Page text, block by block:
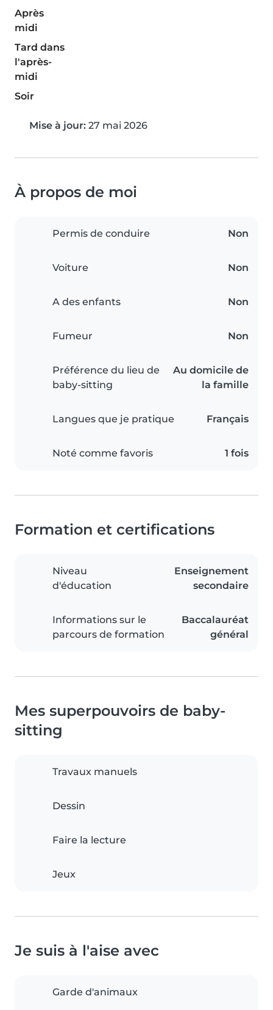
Après
midi
Tard dans
l'après-
midi
Soir
Mise à jour: 27 mai 2026
À propos de moi
Permis de conduire Non
Voiture Non
A des enfants Non
Fumeur Non
Préférence du lieu de
baby-sitting
Au domicile de
la famille
Langues que je pratique Français
Noté comme favoris 1 fois
Formation et certifications
Niveau
d'éducation
Enseignement
secondaire
Informations sur le
parcours de formation
Baccalauréat
général
Mes superpouvoirs de baby-
sitting
Travaux manuels
Dessin
Faire la lecture
Jeux
Je suis à l'aise avec
Garde d'animaux